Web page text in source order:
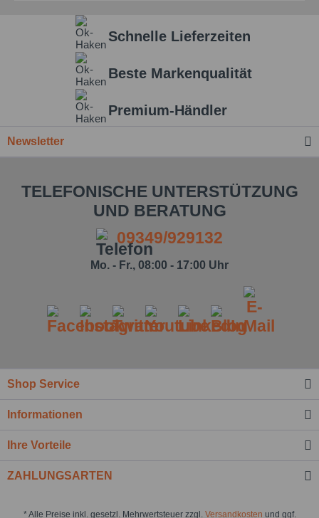
Schnelle Lieferzeiten
Beste Markenqualität
Premium-Händler
Newsletter
TELEFONISCHE UNTERSTÜTZUNG
UND BERATUNG
09349/929132
Mo. - Fr., 08:00 - 17:00 Uhr
Shop Service
Informationen
Ihre Vorteile
ZAHLUNGSARTEN
* Alle Preise inkl. gesetzl. Mehrwertsteuer zzgl. Versandkosten und ggf.